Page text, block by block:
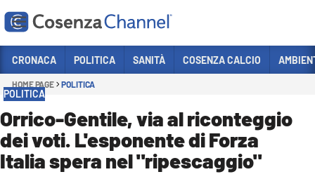
Sezioni
CRONACA
POLITICA
COSENZA CALCIO
CRONACA POLITICA SANITÀ COSENZA CALCIO
HOME PAGE POLITICA
POLITICA
Orrico-Gentile, via al riconteggio
dei voti. L'esponente di Forza
Italia spera nel "ripescaggio"